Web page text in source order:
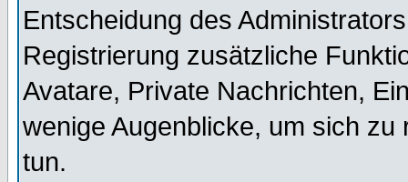
Entscheidung des
Registrierung zusätzliche
Avatare, Private Nachrichten,
wenige Augenblicke, um sich
tun.